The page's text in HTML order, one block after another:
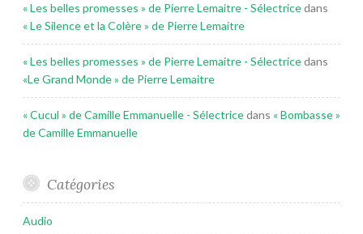
« Les belles promesses » de Pierre Lemaitre - Sélectricedans
« Le Silence et la Colère » de Pierre Lemaitre
« Les belles promesses » de Pierre Lemaitre - Sélectricedans
«Le Grand Monde » de Pierre Lemaitre
« Cucul » de Camille Emmanuelle - Sélectricedans « Bombasse »
de Camille Emmanuelle
Catégories
Audio